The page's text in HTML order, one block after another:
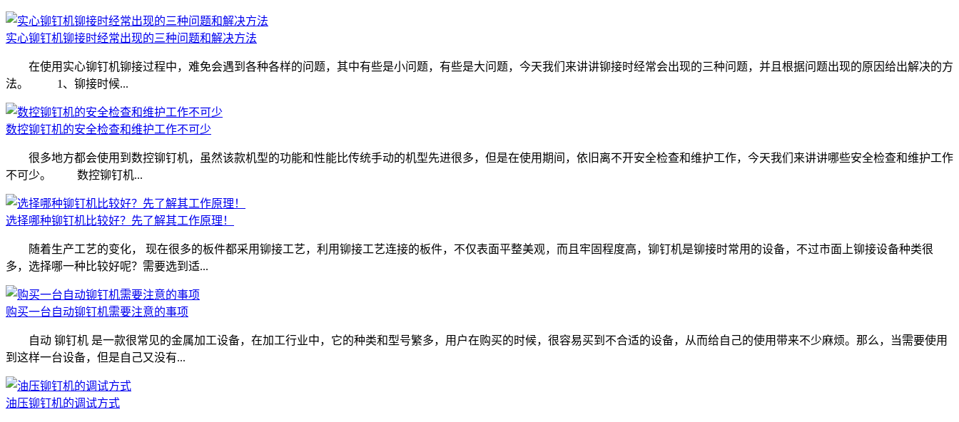
实心铆钉机铆接时经常出现的三种问题和解决方法
在使用实心铆钉机铆接过程中，难免会遇到各种各样的问题，其中有些是小问题，有些是大问题，今天我们来讲讲铆接时经常会出现的三种问题，并且根据问题出现的原因给出解决的方
法。 1、铆接时候...
数控铆钉机的安全检查和维护工作不可少
很多地方都会使用到数控铆钉机，虽然该款机型的功能和性能比传统手动的机型先进很多，但是在使用期间，依旧离不开安全检查和维护工作，今天我们来讲讲哪些安全检查和维护工作
不可少。 数控铆钉机...
选择哪种铆钉机比较好？先了解其工作原理！
随着生产工艺的变化， 现在很多的板件都采用铆接工艺，利用铆接工艺连接的板件，不仅表面平整美观，而且牢固程度高，铆钉机是铆接时常用的设备，不过市面上铆接设备种类很
多，选择哪一种比较好呢？需要选到适...
购买一台自动铆钉机需要注意的事项
自动 铆钉机 是一款很常见的金属加工设备，在加工行业中，它的种类和型号繁多，用户在购买的时候，很容易买到不合适的设备，从而给自己的使用带来不少麻烦。那么，当需要使用
到这样一台设备，但是自己又没有...
油压铆钉机的调试方式